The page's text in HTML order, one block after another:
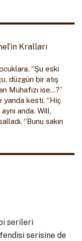
Kralları
“Şu eski
düzgün bir atış
Muhafızı ise…?”
kesti. “Hiç
anda. Will,
“Bunu sakın
serileri
serisine de